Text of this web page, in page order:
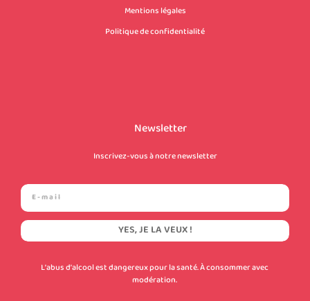
Mentions légales
Politique de confidentialité
Newsletter
Inscrivez-vous à notre newsletter
YES, JE LA VEUX !
L’abus d’alcool est dangereux pour la santé. À consommer avec
modération.